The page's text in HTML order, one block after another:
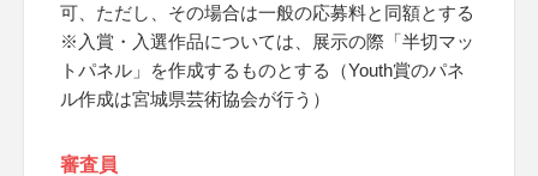
可、ただし、その場合は一般の応募料と同額とする
※入賞・入選作品については、展示の際「半切マッ
トパネル」を作成するものとする（Youth賞のパネ
ル作成は宮城県芸術協会が行う）
審査員